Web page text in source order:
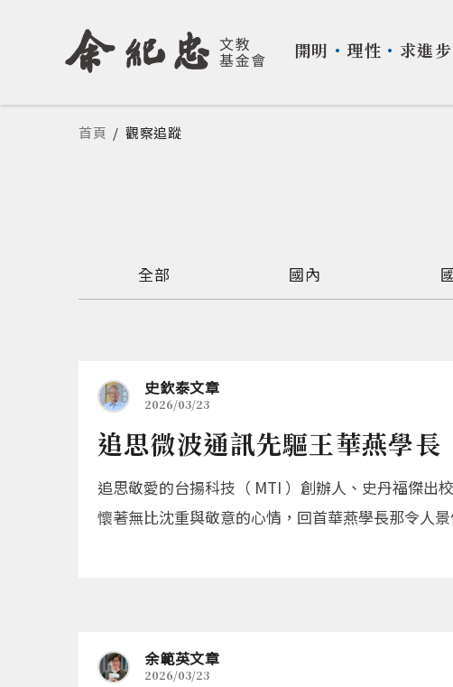
開明 ・ 理性 ・ 求進步
您在這裡
首頁 / 觀察追蹤
全部 國內
史欽泰文章
2026/03/23
追思微波通訊先驅王華燕學長
追思敬愛的台揚科技（ MTI ）創辦人、史丹福傑出
懷著無比沈重與敬意的心情，回首華燕學長那令人景
余範英文章
2026/03/23